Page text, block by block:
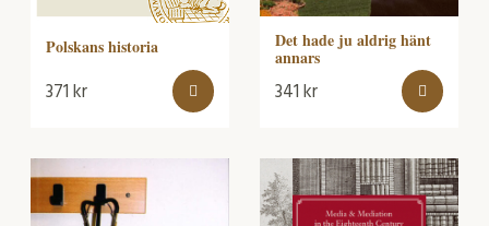
Polskans historia
371kr
Det hade ju aldrig hänt
annars
341kr